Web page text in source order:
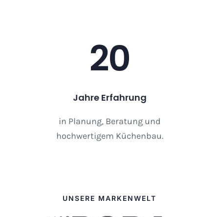
20
Jahre Erfahrung
in Planung, Beratung und
hochwertigem Küchenbau.
UNSERE MARKENWELT